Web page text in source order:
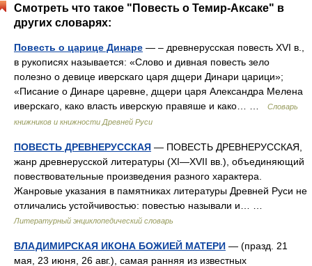
Смотреть что такое "Повесть о Темир-Аксаке" в
других словарях:
Повесть о царице Динаре — – древнерусская повесть XVI в.,
в рукописях называется: «Слово и дивная повесть зело
полезно о девице иверскаго царя дщери Динари царици»;
«Писание о Динаре царевне, дщери царя Александра Мелена
иверскаго, како власть иверскую правяше и како… …
Словарь
книжников и книжности Древней Руси
ПОВЕСТЬ ДРЕВНЕРУССКАЯ — ПОВЕСТЬ ДРЕВНЕРУССКАЯ,
жанр древнерусской литературы (XI—XVII вв.), объединяющий
повествовательные произведения разного характера.
Жанровые указания в памятниках литературы Древней Руси не
отличались устойчивостью: повестью называли и… …
Литературный энциклопедический словарь
ВЛАДИМИРСКАЯ ИКОНА БОЖИЕЙ МАТЕРИ — (празд. 21
мая, 23 июня, 26 авг.), самая ранняя из известных